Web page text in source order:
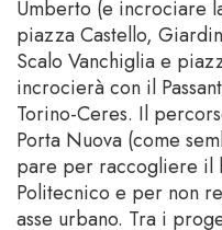
Umberto (e incrociare
piazza Castello,
Scalo Vanchiglia e
incrocierà con il
Torino-Ceres. Il
Porta Nuova (come
pare per raccogliere il
Politecnico e per non
asse urbano. Tra i